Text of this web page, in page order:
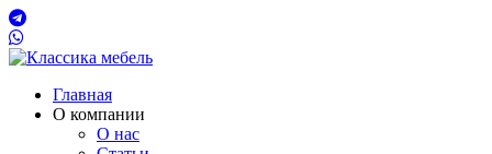
Главная
О компании
О нас